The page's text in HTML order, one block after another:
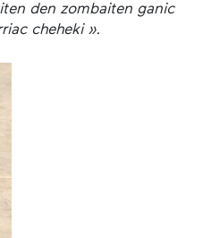
den zombaiten ganic
cheheki ».